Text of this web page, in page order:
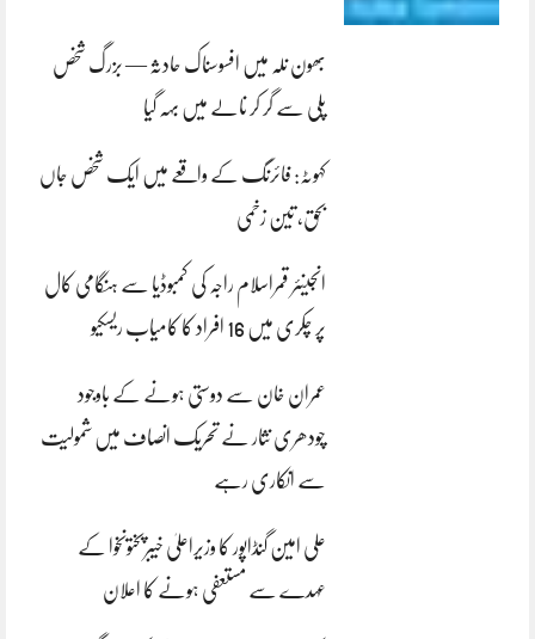
بھون نلہ میں افسوسناک حادثہ — بزرگ شخص
پلی سے گر کر نالے میں بہہ گیا
کہوٹہ: فائرنگ کے واقعے میں ایک شخص جاں
بحق، تین زخمی
انجینئر قمراسلام راجہ کی کمبوڈیا سے ہنگامی کال
پر چکری میں 16 افراد کا کامیاب ریسکیو
عمران خان سے دوستی ہونے کے باوجود
چودھری نثار نے تحریک انصاف میں شمولیت
سے انکاری رہے
علی امین گنڈاپور کا وزیراعلیٰ خیبرپختونخوا کے
عہدے سے مستعفی ہونے کا اعلان